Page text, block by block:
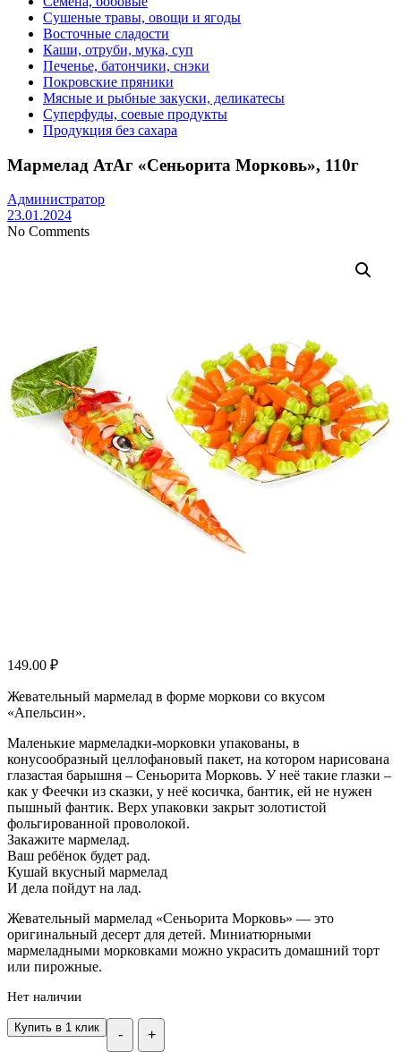
Сушеные травы, овощи и ягоды
Восточные сладости
Каши, отруби, мука, суп
Печенье, батончики, снэки
Покровские пряники
Мясные и рыбные закуски, деликатесы
Суперфуды, соевые продукты
Продукция без сахара
Мармелад АтАг «Сеньорита Морковь», 110г
Администратор
23.01.2024
No Comments
149.00 ₽
Жевательный мармелад в форме моркови со вкусом
«Апельсин».
Маленькие мармеладки-морковки упакованы, в
конусообразный целлофановый пакет, на котором нарисована
глазастая барышня – Сеньорита Морковь. У неё такие глазки –
как у Феечки из сказки, у неё косичка, бантик, ей не нужен
пышный фантик. Верх упаковки закрыт золотистой
фольгированной проволокой.
Закажите мармелад.
Ваш ребёнок будет рад.
Кушай вкусный мармелад
И дела пойдут на лад.
Жевательный мармелад «Сеньорита Морковь» — это
оригинальный десерт для детей. Миниатюрными
мармеладными морковками можно украсить домашний торт
или пирожные.
Нет наличии
- +
Купить в 1 клик